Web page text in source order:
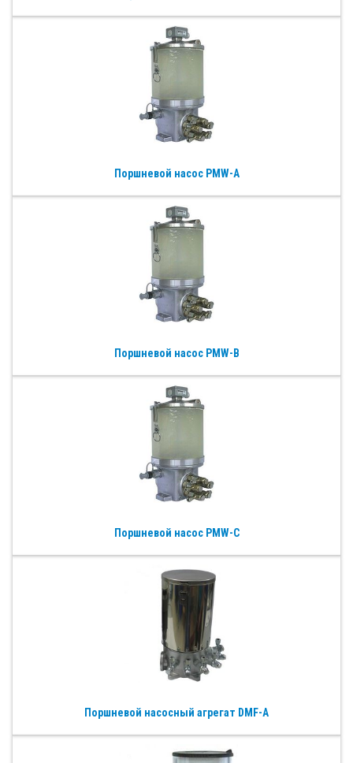
Поршневой насос PMW-A
Поршневой насос PMW-B
Поршневой насос PMW-C
Поршневой насосный агрегат DMF-A